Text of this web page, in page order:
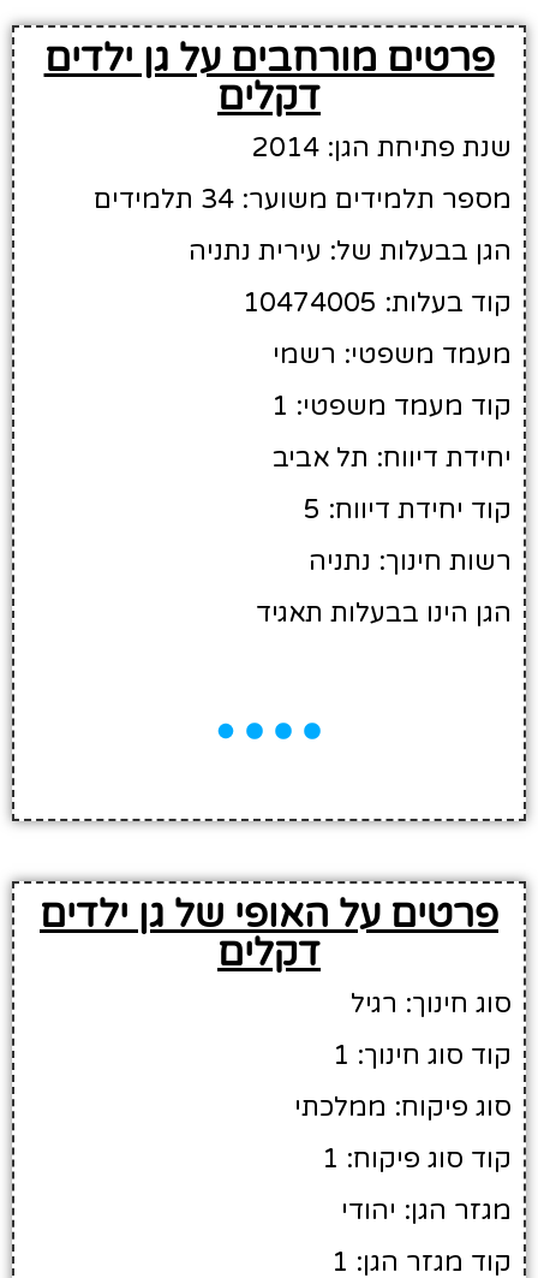
פרטים מורחבים על גן ילדים
דקלים
שנת פתיחת הגן: 2014
מספר תלמידים משוער: 34 תלמידים
הגן בבעלות של: עירית נתניה
קוד בעלות: 10474005
מעמד משפטי: רשמי
קוד מעמד משפטי: 1
יחידת דיווח: תל אביב
קוד יחידת דיווח: 5
רשות חינוך: נתניה
הגן הינו בבעלות תאגיד
פרטים על האופי של גן ילדים
דקלים
סוג חינוך: רגיל
קוד סוג חינוך: 1
סוג פיקוח: ממלכתי
קוד סוג פיקוח: 1
מגזר הגן: יהודי
קוד מגזר הגן: 1